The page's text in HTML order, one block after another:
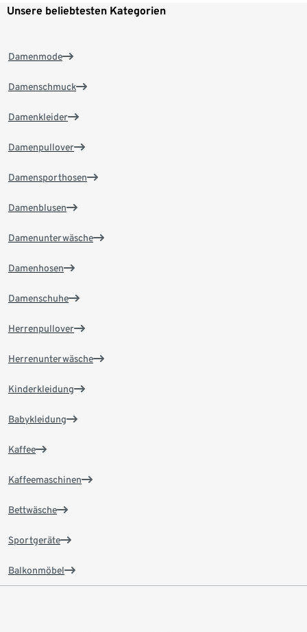
Unsere beliebtesten Kategorien
Damenmode
Damenschmuck
Damenkleider
Damenpullover
Damensporthosen
Damenblusen
Damenunterwäsche
Damenhosen
Damenschuhe
Herrenpullover
Herrenunterwäsche
Kinderkleidung
Babykleidung
Kaffee
Kaffeemaschinen
Bettwäsche
Sportgeräte
Balkonmöbel